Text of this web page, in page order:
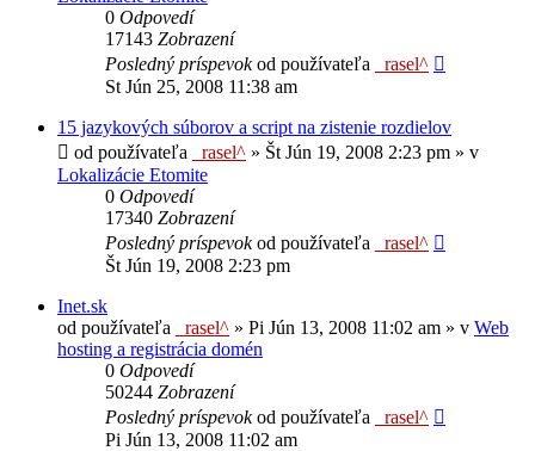
0 Odpovedí
17143 Zobrazení
Posledný príspevokod používateľa
_rasel^
St Jún 25, 2008 11:38 am
15 jazykových súborov a script na zistenie rozdielov
od používateľa
_rasel^ » Št Jún 19, 2008 2:23 pm » v
Lokalizácie Etomite
0 Odpovedí
17340 Zobrazení
Posledný príspevokod používateľa
_rasel^
Št Jún 19, 2008 2:23 pm
Inet.sk
od používateľa
_rasel^ » Pi Jún 13, 2008 11:02 am » v Web
hosting a registrácia domén
0 Odpovedí
50244 Zobrazení
Posledný príspevokod používateľa
_rasel^
Pi Jún 13, 2008 11:02 am